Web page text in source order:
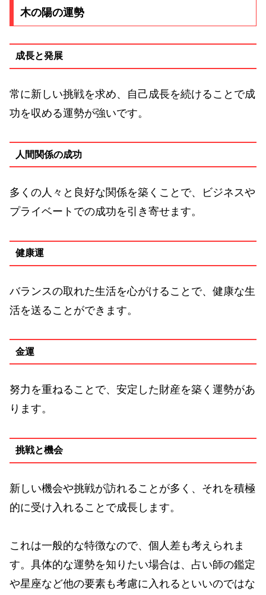
木の陽の運勢
成長と発展
常に新しい挑戦を求め、自己成長を続けることで成
功を収める運勢が強いです。
人間関係の成功
多くの人々と良好な関係を築くことで、ビジネスや
プライベートでの成功を引き寄せます。
健康運
バランスの取れた生活を心がけることで、健康な生
活を送ることができます。
金運
努力を重ねることで、安定した財産を築く運勢があ
ります。
挑戦と機会
新しい機会や挑戦が訪れることが多く、それを積極
的に受け入れることで成長します。
これは一般的な特徴なので、個人差も考えられま
す。具体的な運勢を知りたい場合は、占い師の鑑定
や星座など他の要素も考慮に入れるといいのではな